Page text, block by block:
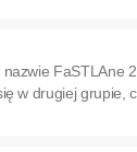
w drugiej grupie,